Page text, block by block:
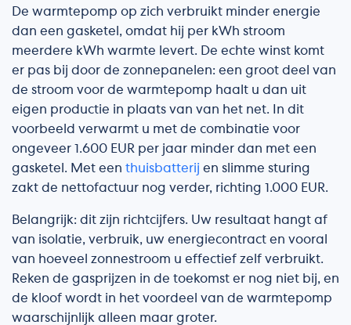
De warmtepomp op zich verbruikt minder energie
dan een gasketel, omdat hij per kWh stroom
meerdere kWh warmte levert. De echte winst komt
er pas bij door de zonnepanelen: een groot deel van
de stroom voor de warmtepomp haalt u dan uit
eigen productie in plaats van van het net. In dit
voorbeeld verwarmt u met de combinatie voor
ongeveer 1.600 EUR per jaar minder dan met een
gasketel. Met een thuisbatterij en slimme sturing
zakt de nettofactuur nog verder, richting 1.000 EUR.
Belangrijk: dit zijn richtcijfers. Uw resultaat hangt af
van isolatie, verbruik, uw energiecontract en vooral
van hoeveel zonnestroom u effectief zelf verbruikt.
Reken de gasprijzen in de toekomst er nog niet bij, en
de kloof wordt in het voordeel van de warmtepomp
waarschijnlijk alleen maar groter.